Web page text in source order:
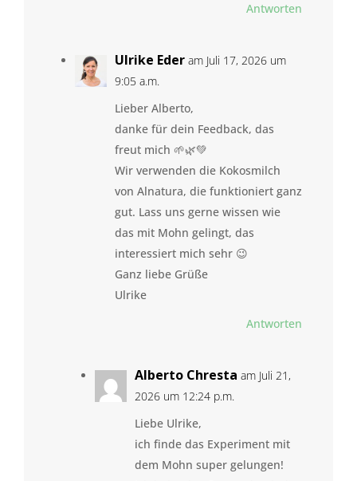
Antworten
Ulrike Eder am Juli 17, 2026 um
9:05 a.m.
Lieber Alberto,
danke für dein Feedback, das
freut mich 🌱🌿💚
Wir verwenden die Kokosmilch
von Alnatura, die funktioniert ganz
gut. Lass uns gerne wissen wie
das mit Mohn gelingt, das
interessiert mich sehr 😉
Ganz liebe Grüße
Ulrike
Antworten
Alberto Chresta am Juli 21,
2026 um 12:24 p.m.
Liebe Ulrike,
ich finde das Experiment mit
dem Mohn super gelungen!